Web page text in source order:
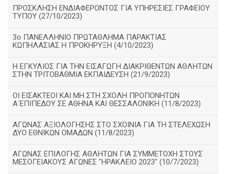
ΠΡΟΣΚΛΗΣΗ ΕΝΔΙΑΦΕΡΟΝΤΟΣ ΓΙΑ ΥΠΗΡΕΣΙΕΣ ΓΡΑΦΕΙΟΥ
ΤΥΠΟΥ (27/10/2023)
3ο ΠΑΝΕΛΛΗΝΙΟ ΠΡΩΤΑΘΛΗΜΑ ΠΑΡΑΚΤΙΑΣ
ΚΩΠΗΛΑΣΙΑΣ Η ΠΡΟΚΗΡΥΞΗ (4/10/2023)
Η ΕΓΚΥΛΙΟΣ ΓΙΑ ΤΗΝ ΕΙΣΑΓΩΓΗ ΔΙΑΚΡΙΘΕΝΤΩΝ ΑΘΛΗΤΩΝ
ΣΤΗΝ ΤΡΙΤΟΒΑΘΜΙΑ ΕΚΠΑΙΔΕΥΣΗ (21/9/2023)
ΟΙ ΕΙΣΑΚΤΕΟΙ ΚΑΙ ΜΗ ΣΤΗ ΣΧΟΛΗ ΠΡΟΠΟΝΗΤΩΝ
Α΄ΕΠΙΠΕΔΟΥ ΣΕ ΑΘΗΝΑ ΚΑΙ ΘΕΣΣΑΛΟΝΙΚΗ (11/8/2023)
ΑΓΩΝΑΣ ΑΞΙΟΛΟΓΗΣΗΣ ΣΤΟ ΣΧΟΙΝΙΑ ΓΙΑ ΤΗ ΣΤΕΛΕΧΩΣΗ
ΔΥΟ ΕΘΝΙΚΩΝ ΟΜΑΔΩΝ (11/8/2023)
ΑΓΩΝΑΣ ΕΠΙΛΟΓΗΣ ΑΘΛΗΤΩΝ ΓΙΑ ΣΥΜΜΕΤΟΧΗ ΣΤΟΥΣ
ΜΕΣΟΓΕΙΑΚΟΥΣ ΑΓΩΝΕΣ "ΗΡΑΚΛΕΙΟ 2023" (10/7/2023)